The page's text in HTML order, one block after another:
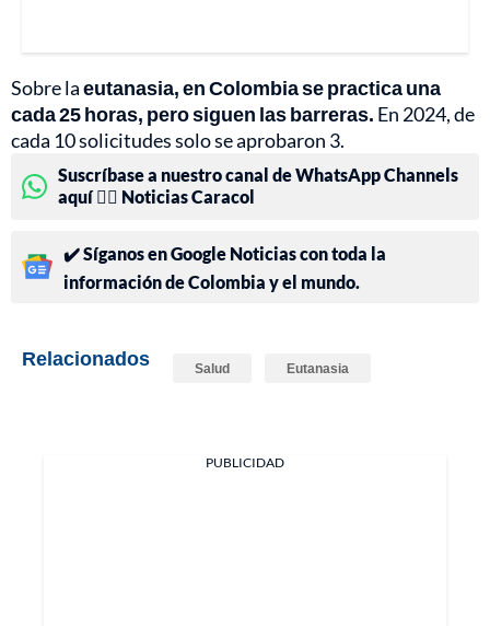
Sobre laeutanasia, en Colombia se practica una
cada 25 horas, pero siguen las barreras. En 2024, de
cada 10 solicitudes solo se aprobaron 3.
Suscríbase a nuestro canal de WhatsApp Channels
aquí 👉🏻 Noticias Caracol
✔️ Síganos en Google Noticias con toda la
información de Colombia y el mundo.
Relacionados Salud Eutanasia
PUBLICIDAD